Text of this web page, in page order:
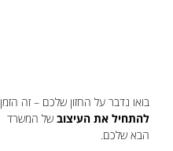
בואו נדבר על החזון שלכם – זה הזמן
להתחיל את העיצובשל המשרד
הבא שלכם.